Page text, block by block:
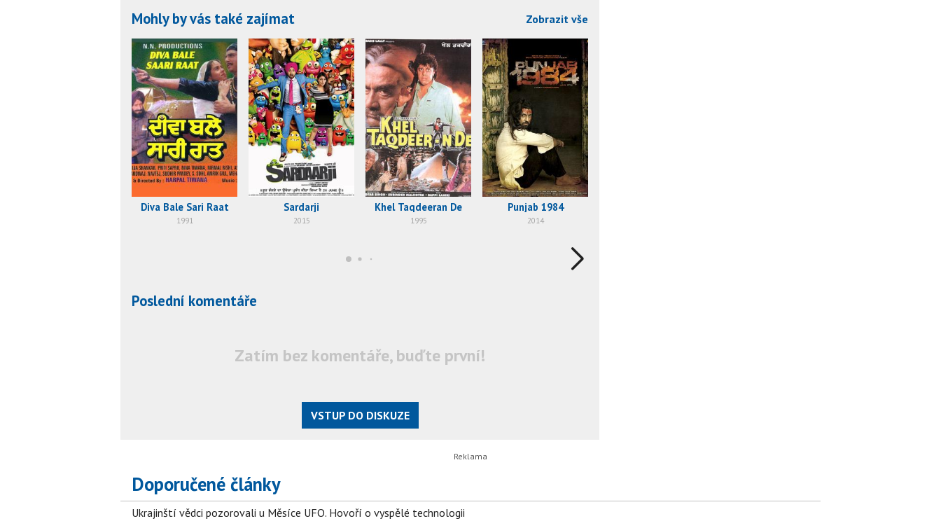
Mohly by vás také zajímat Zobrazit vše
Diva Bale Sari Raat
1991
Sardarji
2015
Khel Taqdeeran De
1995
Punjab 1984
2014
Poslední komentáře
Zatím bez komentáře, buďte první!
VSTUP DO DISKUZE
Doporučené články
Ukrajinští vědci pozorovali u Měsíce UFO. Hovoří o vyspělé technologii